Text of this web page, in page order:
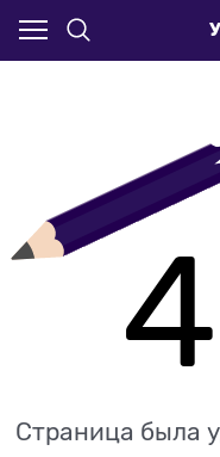
Страница была